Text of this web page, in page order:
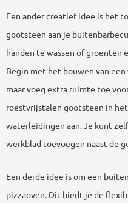
Een ander creatief idee is het
gootsteen aan je
handen te wassen of
Begin met het bouwen van
maar voeg extra ruimte toe
roestvrijstalen gootsteen in
waterleidingen aan. Je kunt
werkblad toevoegen naast de
Een derde idee is om een
pizzaoven. Dit biedt je de